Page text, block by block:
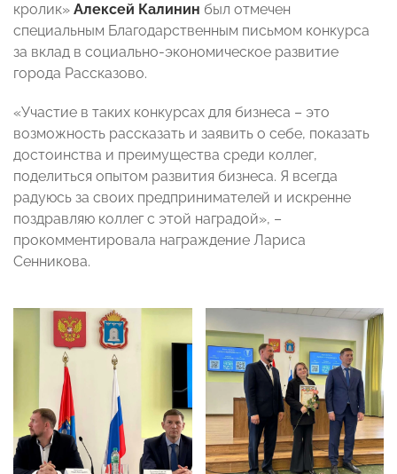
кролик» Алексей Калинин был отмечен
специальным Благодарственным письмом конкурса
за вклад в социально-экономическое развитие
города Рассказово.
«Участие в таких конкурсах для бизнеса – это
возможность рассказать и заявить о себе, показать
достоинства и преимущества среди коллег,
поделиться опытом развития бизнеса. Я всегда
радуюсь за своих предпринимателей и искренне
поздравляю коллег с этой наградой», –
прокомментировала награждение Лариса
Сенникова.